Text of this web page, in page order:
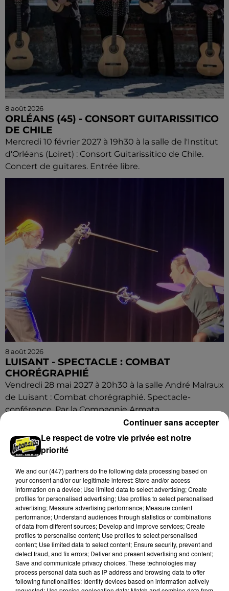
8 août 2026
ORLÉANS (45) - CONSORT GUITARISSITICO
DE CHILE
Mercredi 10 février 2027 à 19h30 à la salle de l'Institut
d'Orléans (Loiret) : Consort Guitarissitico de Chile.
Concert de guitares. Entrée libre.
8 août 2026
LUISANT - SPECTACLE : COMBAT
CHORÉGRAPHIÉ
Vendredi 28 mai 2027 à 20h30 à la salle André Malraux
de Luisant : Combat chorégraphié. Spectacle-
conférence. Par la Compagnie Armata.
Le respect de votre vie privée est notre
priorité
We and our (447) partnersdo the following data processing based on
your consent and/or our legitimate interest: Store and/or access
information on a device; Use limited data to select advertising; Create
profiles for personalised advertising; Use profiles to select personalised
advertising; Measure advertising performance; Measure content
performance; Understand audiences through statistics or combinations
of data from different sources; Develop and improve services; Create
profiles to personalise content; Use profiles to select personalised
content; Use limited data to select content; Ensure security, prevent and
detect fraud, and fix errors; Deliver and present advertising and content;
Save and communicate privacy choices. These technologies may
process personal data such as IP address and browsing data to offer
following functionalities: Identify devices based on information actively
Continuer sans accepter